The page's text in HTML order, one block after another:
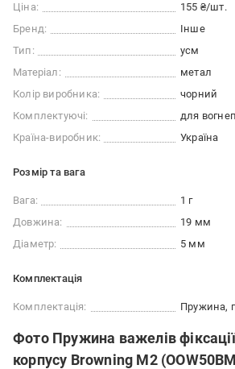
Ціна:
155 ₴/шт.
Бренд:
Інше
Тип:
усм
Матеріал:
метал
Колір виробника:
чорний
Комплектуючі:
для
Країна-виробник:
Україна
Розмір та вага
Вага:
1 г
Довжина:
19 мм
Діаметр:
5 мм
Комплектація
Комплектація: Пружина,
Фото Пружина важелів
корпусу Browning M2